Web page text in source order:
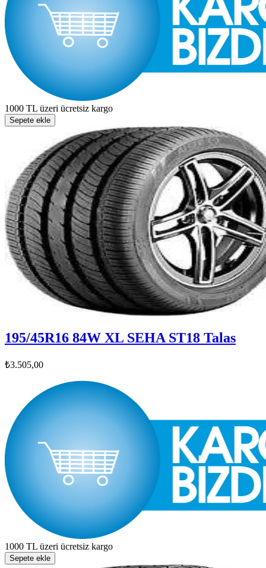
1000 TL üzeri ücretsiz kargo
Sepete ekle
195/45R16 84W XL SEHA ST18 Talas
₺3.505,00
1000 TL üzeri ücretsiz kargo
Sepete ekle